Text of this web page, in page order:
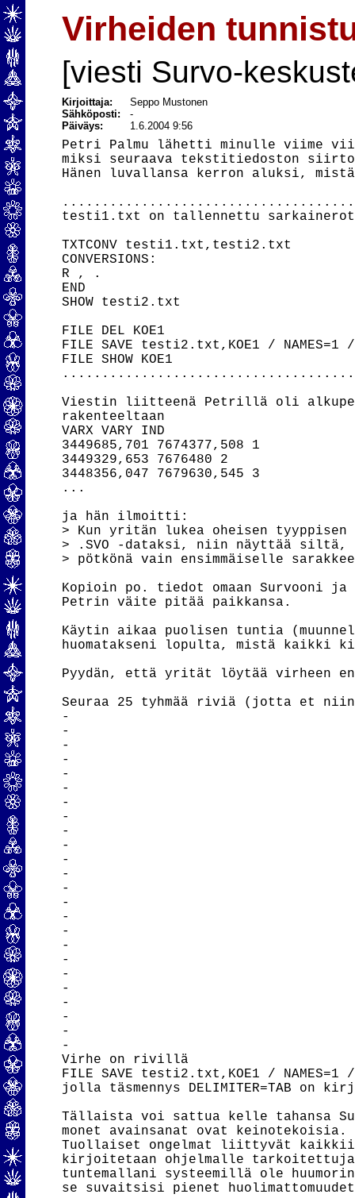
Virheiden
[viesti Survo-
Kirjoittaja:
Seppo Mustonen
Sähköposti:-
Päiväys:
1.6.2004 9:56
Petri Palmu lähetti minulle viime
miksi seuraava tekstitiedoston
Hänen luvallansa kerron aluksi,
testi1.txt on tallennettu
TXTCONV testi1.txt,testi2.txt
CONVERSIONS:
R , .
END
SHOW testi2.txt
FILE DEL KOE1
FILE SAVE testi2.txt,KOE1 / NAMES=1 /
FILE SHOW KOE1
Viestin liitteenä Petrillä oli
rakenteeltaan
VARX VARY IND
3449685,701 7674377,508 1
3449329,653 7676480 2
3448356,047 7679630,545 3
...
ja hän ilmoitti:
> Kun yritän lukea oheisen
> .SVO -dataksi, niin näyttää siltä,
> pötkönä vain ensimmäiselle
Kopioin po. tiedot omaan Survooni
Petrin väite pitää paikkansa.
Käytin aikaa puolisen tuntia
huomatakseni lopulta, mistä kaikki
Pyydän, että yrität löytää virheen
Seuraa 25 tyhmää riviä (jotta et
-
-
-
-
-
-
-
-
-
-
-
-
-
-
-
-
-
-
-
-
-
-
-
-
Virhe on rivillä
FILE SAVE testi2.txt,KOE1 / NAMES=1 /
jolla täsmennys DELIMITER=TAB on
Tällaista voi sattua kelle tahansa
monet avainsanat ovat keinotekoisia.
Tuollaiset ongelmat liittyvät
kirjoitetaan ohjelmalle tarkoitettuja
tuntemallani systeemillä ole
se suvaitsisi pienet